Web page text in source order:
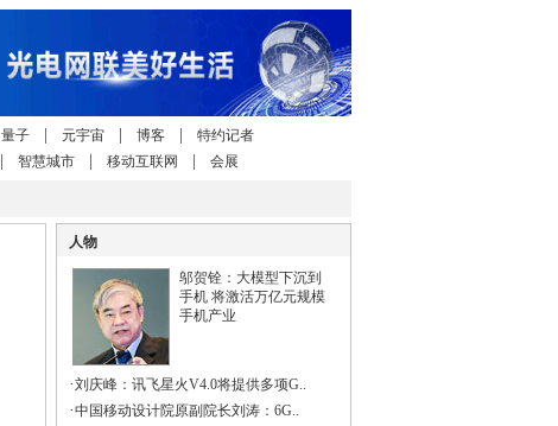
量子 元宇宙 博客
特约记者
智慧城市 移动互联网 会展
人物
邬贺铨：大模型下沉到
手机 将激活万亿元规模
手机产业
·刘庆峰：讯飞星火V4.0将提供多项G..
·中国移动设计院原副院长刘涛：6G..